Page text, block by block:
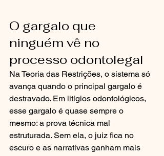
O gargalo que
ninguém vê no
processo odontolegal
Na Teoria das Restrições, o sistema só
avança quando o principal gargalo é
destravado. Em litígios odontológicos,
esse gargalo é quase sempre o
mesmo: a prova técnica mal
estruturada. Sem ela, o juiz fica no
escuro e as narrativas ganham mais